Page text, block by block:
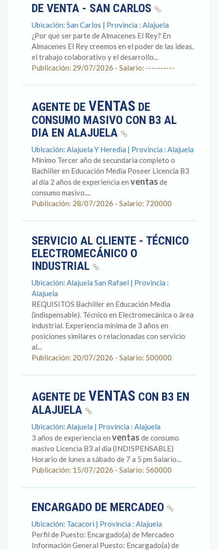
DE VENTA - SAN CARLOS
Ubicación: San Carlos | Provincia : Alajuela
¿Por qué ser parte de Almacenes El Rey? En
Almacenes El Rey creemos en el poder de las ideas,
el trabajo colaborativo y el desarrollo...
Publicación: 29/07/2026 - Salario: ----------
AGENTE DE VENTAS DE
CONSUMO MASIVO CON B3 AL
DIA EN ALAJUELA
Ubicación: Alajuela Y Heredia | Provincia : Alajuela
Mínimo Tercer año de secundaria completo o
Bachiller en Educación Media Poseer Licencia B3
al día 2 años de experiencia en ventas de
consumo masivo....
Publicación: 28/07/2026 - Salario: 720000
SERVICIO AL CLIENTE - TÉCNICO
ELECTROMECÁNICO O
INDUSTRIAL
Ubicación: Alajuela San Rafael | Provincia :
Alajuela
REQUISITOS Bachiller en Educación Media
(indispensable). Técnico en Electromecánica o área
industrial. Experiencia mínima de 3 años en
posiciones similares o relacionadas con servicio
al...
Publicación: 20/07/2026 - Salario: 500000
AGENTE DE VENTAS CON B3 EN
ALAJUELA
Ubicación: Alajuela | Provincia : Alajuela
3 años de experiencia en ventas de consumo
masivo Licencia B3 al dia (INDISPENSABLE)
Horario de lunes a sábado de 7 a 5 pm Salario...
Publicación: 15/07/2026 - Salario: 560000
ENCARGADO DE MERCADEO
Ubicación: Tacacori | Provincia : Alajuela
Perfil de Puesto: Encargado(a) de Mercadeo
Información General Puesto: Encargado(a) de